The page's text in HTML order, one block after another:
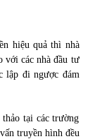
hiệu quả thì nhà
với các nhà đầu tư
lập đi ngược đám
tại các trường
truyền hình đều